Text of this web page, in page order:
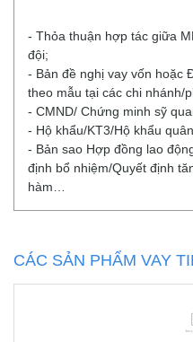
- Thỏa thuận hợp tác giữa
đội;
- Bản đề nghị vay vốn hoặc
theo mẫu tại các chi nhánh/
- CMND/ Chứng minh sỹ
- Hộ khẩu/KT3/Hộ khẩu
- Bản sao Hợp đồng lao
định bổ nhiệm/Quyết định
hàm…
CÁC SẢN PHẨM VAY